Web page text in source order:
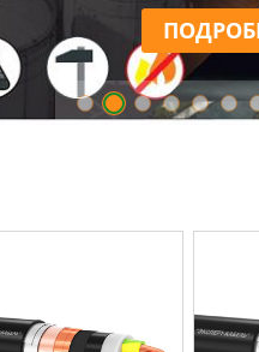
Разработали